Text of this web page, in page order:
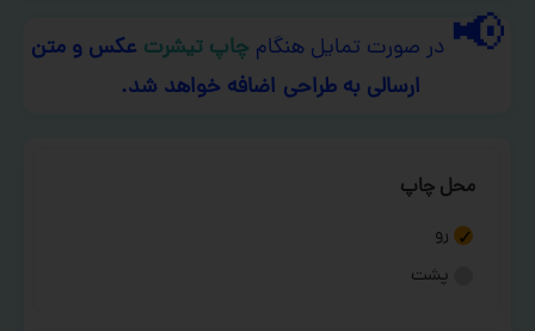
📢 در صورت تمایل هنگام چاپ تیشرت عکس و متن
ارسالی به طراحی اضافه خواهد شد.
محل چاپ
رو
پشت